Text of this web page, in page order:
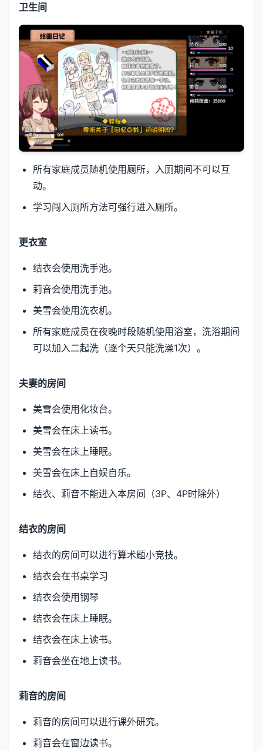
卫生间
所有家庭成员随机使用厕所，入厕期间不可以互
动。
学习闯入厕所方法可强行进入厕所。
更衣室
结衣会使用洗手池。
莉音会使用洗手池。
美雪会使用洗衣机。
所有家庭成员在夜晚时段随机使用浴室，洗浴期间
可以加入二起洗（逐个天只能洗澡1次）。
夫妻的房间
美雪会使用化妆台。
美雪会在床上读书。
美雪会在床上睡眠。
美雪会在床上自娱自乐。
结衣、莉音不能进入本房间（3P、4P时除外）
结衣的房间
结衣的房间可以进行算术题小竞技。
结衣会在书桌学习
结衣会使用钢琴
结衣会在床上睡眠。
结衣会在床上读书。
莉音会坐在地上读书。
莉音的房间
莉音的房间可以进行课外研究。
莉音会在窗边读书。